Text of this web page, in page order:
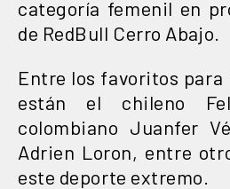
categoría femenil en
de RedBull Cerro Abajo.
Entre los favoritos
están el chileno
colombiano Juanfer
Adrien Loron, entre
este deporte extremo.